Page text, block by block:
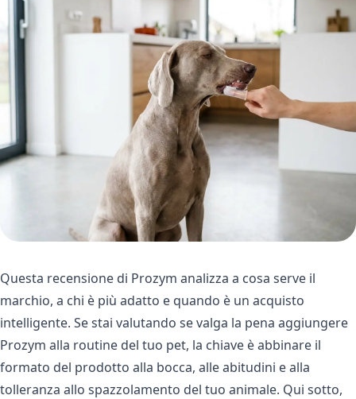
Questa recensione di Prozym analizza a cosa serve il
marchio, a chi è più adatto e quando è un acquisto
intelligente. Se stai valutando se valga la pena aggiungere
Prozym alla routine del tuo pet, la chiave è abbinare il
formato del prodotto alla bocca, alle abitudini e alla
tolleranza allo spazzolamento del tuo animale. Qui sotto,